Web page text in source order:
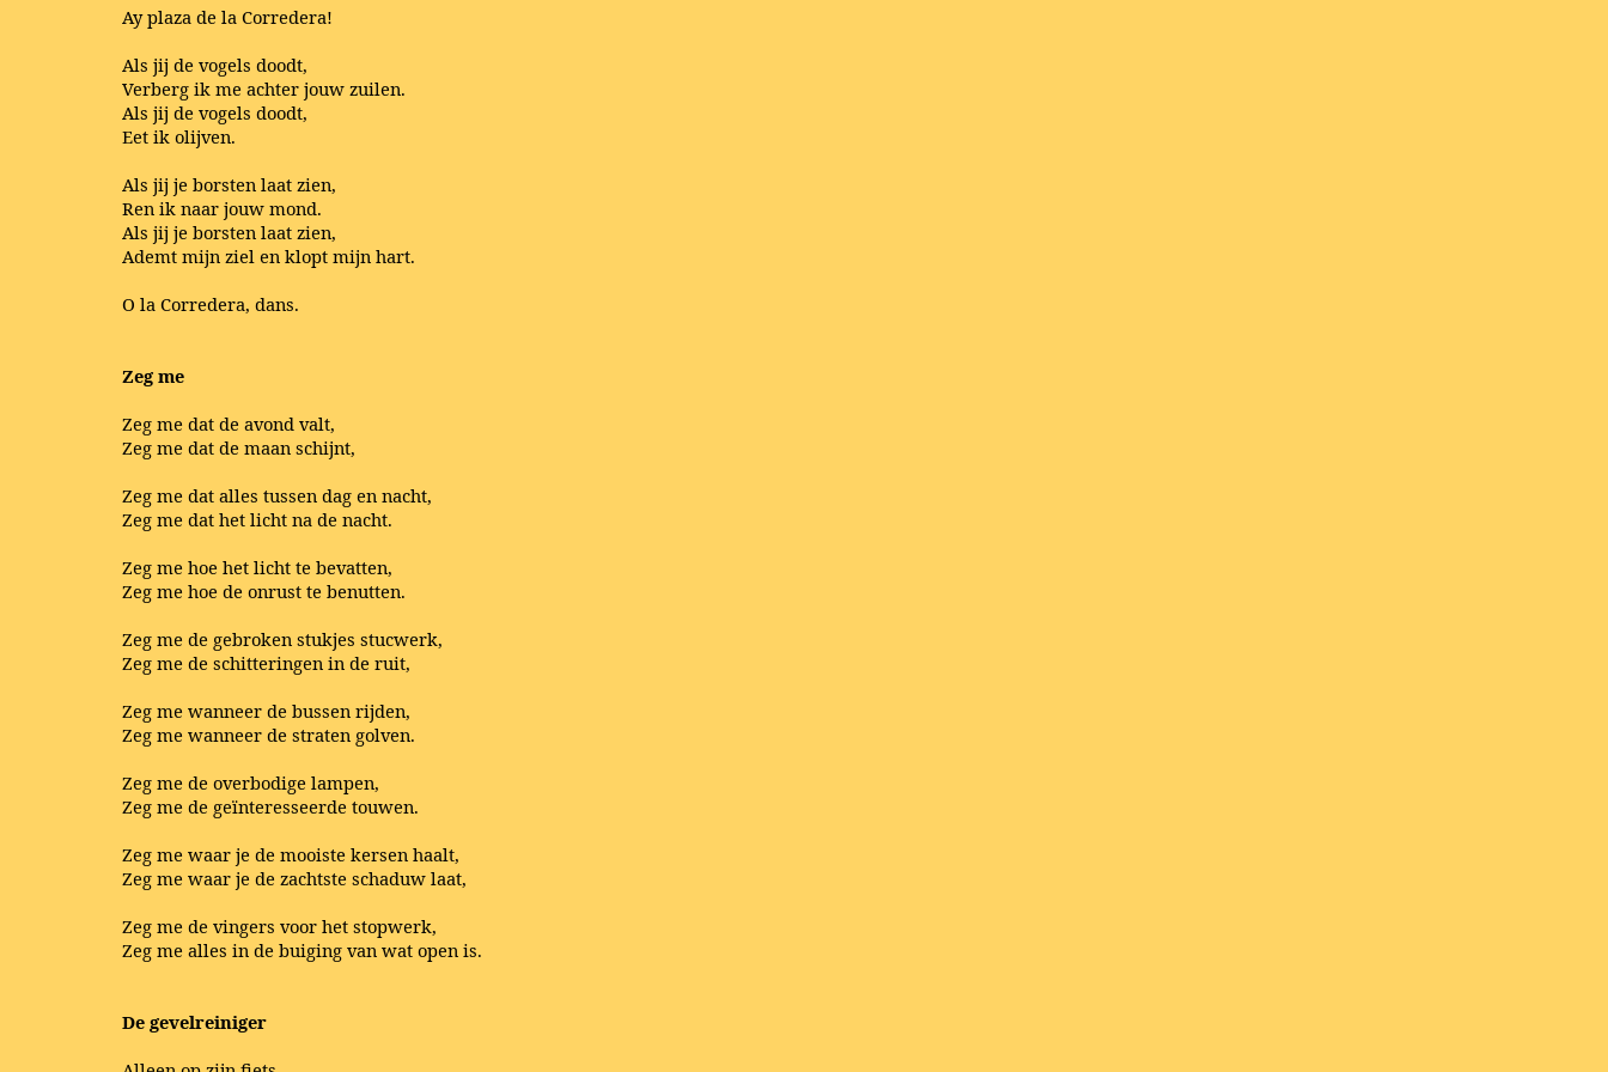
Ay plaza de la Corredera!
Als jij de vogels doodt,
Verberg ik me achter jouw zuilen.
Als jij de vogels doodt,
Eet ik olijven.
Als jij je borsten laat zien,
Ren ik naar jouw mond.
Als jij je borsten laat zien,
Ademt mijn ziel en klopt mijn hart.
O la Corredera, dans.
Zeg me
Zeg me dat de avond valt,
Zeg me dat de maan schijnt,
Zeg me dat alles tussen dag en nacht,
Zeg me dat het licht na de nacht.
Zeg me hoe het licht te bevatten,
Zeg me hoe de onrust te benutten.
Zeg me de gebroken stukjes stucwerk,
Zeg me de schitteringen in de ruit,
Zeg me wanneer de bussen rijden,
Zeg me wanneer de straten golven.
Zeg me de overbodige lampen,
Zeg me de geïnteresseerde touwen.
Zeg me waar je de mooiste kersen haalt,
Zeg me waar je de zachtste schaduw laat,
Zeg me de vingers voor het stopwerk,
Zeg me alles in de buiging van wat open is.
De gevelreiniger